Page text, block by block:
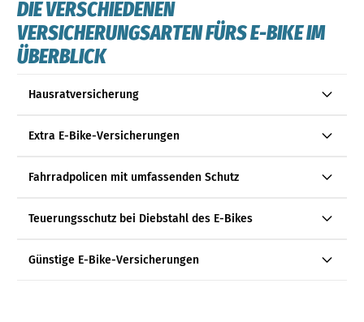
DIE VERSCHIEDENEN
VERSICHERUNGSARTEN FÜRS E-BIKE IM
ÜBERBLICK
Hausratversicherung
Extra E-Bike-Versicherungen
Fahrradpolicen mit umfassenden Schutz
Teuerungsschutz bei Diebstahl des E-Bikes
Günstige E-Bike-Versicherungen